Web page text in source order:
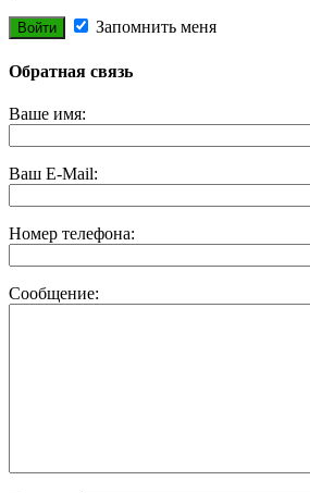
Запомнить меня
Обратная связь
Ваше имя:
Ваш E-Mail:
Номер телефона:
Сообщение: